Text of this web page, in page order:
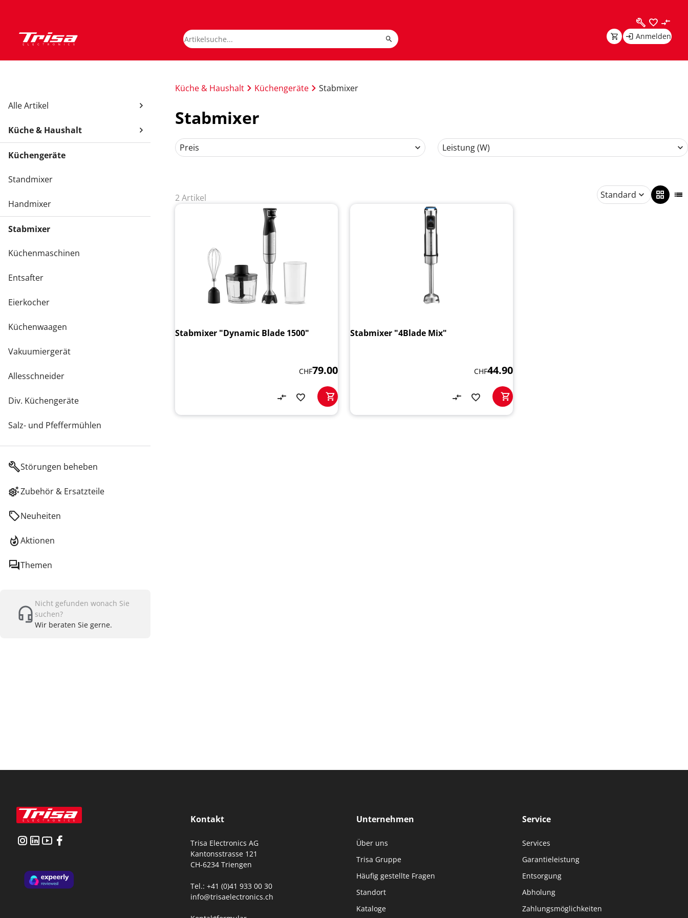
Anmelden
Alle Artikel
Küche & Haushalt
Küchengeräte
Standmixer
Handmixer
Stabmixer
Küchenmaschinen
Entsafter
Eierkocher
Küchenwaagen
Vakuumiergerät
Allesschneider
Div. Küchengeräte
Salz- und Pfeffermühlen
Störungen beheben
Zubehör & Ersatzteile
Neuheiten
Aktionen
Themen
Nicht gefunden wonach Sie
suchen?
Wir beraten Sie gerne.
Küche & Haushalt Küchengeräte Stabmixer
Stabmixer
Preis Leistung (W)
2 Artikel Standard
Stabmixer "Dynamic Blade 1500"
CHF79.00
Stabmixer "4Blade Mix"
CHF44.90
Kontakt
Trisa Electronics AG
Kantonsstrasse 121
CH-6234 Triengen
Tel.: +41 (0)41 933 00 30
info@trisaelectronics.ch
Unternehmen
Über uns
Trisa Gruppe
Häufig gestellte Fragen
Standort
Kataloge
Service
Services
Garantieleistung
Entsorgung
Abholung
Zahlungsmöglichkeiten